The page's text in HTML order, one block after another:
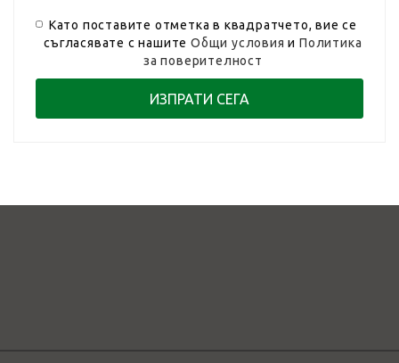
Като поставите отметка в квадратчето, вие се
съгласявате с нашитеОбщи условия иПолитика
за поверителност